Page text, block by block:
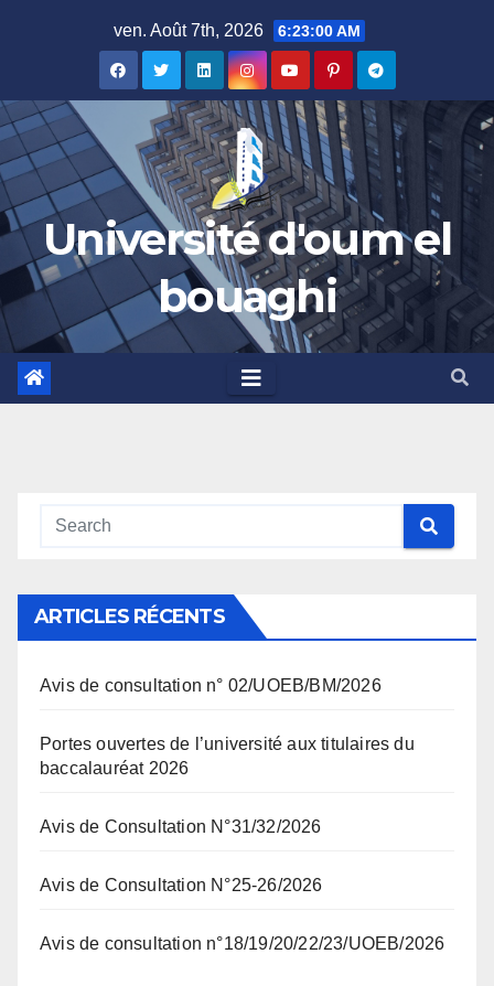
ven. Août 7th, 2026 6:23:01 AM
Université d'oum el
bouaghi
ARTICLES RÉCENTS
Avis de consultation n° 02/UOEB/BM/2026
Portes ouvertes de l’université aux titulaires du
baccalauréat 2026
Avis de Consultation N°31/32/2026
Avis de Consultation N°25-26/2026
Avis de consultation n°18/19/20/22/23/UOEB/2026